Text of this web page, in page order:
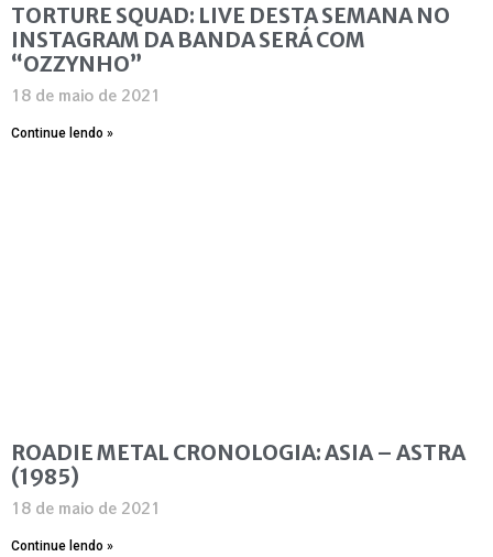
TORTURE SQUAD: LIVE DESTA SEMANA NO
INSTAGRAM DA BANDA SERÁ COM
“OZZYNHO”
18 de maio de 2021
Continue lendo »
ROADIE METAL CRONOLOGIA: ASIA – ASTRA
(1985)
18 de maio de 2021
Continue lendo »